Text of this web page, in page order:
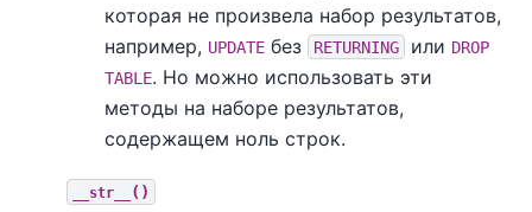
которая не произвела набор результатов,
например, UPDATE без RETURNING или DROP
TABLE. Но можно использовать эти
методы на наборе результатов,
содержащем ноль строк.
__str__ ()